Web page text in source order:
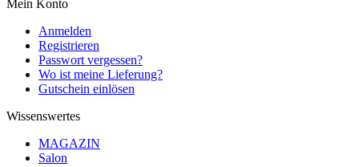
Mein Konto
Anmelden
Registrieren
Passwort vergessen?
Wo ist meine Lieferung?
Gutschein einlösen
Wissenswertes
MAGAZIN
Salon